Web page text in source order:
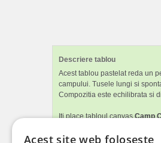
Descriere tablou
Acest tablou pastelat reda un
campului. Tusele lungi si
Compozitia este echilibrata si
Iti place tabloul canvasCamp
Acest site web folosește